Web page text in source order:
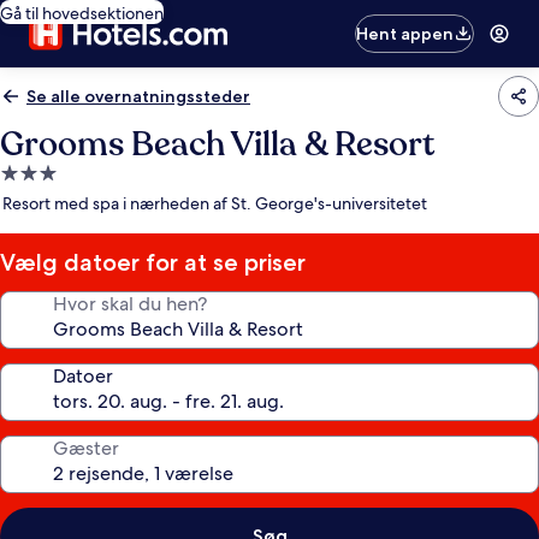
Gå til hovedsektionen
Hent appen
Se alle overnatningssteder
Grooms Beach Villa & Resort
3.0-
stjernet
Resort med spa i nærheden af St. George's-universitetet
Vælg datoer for at se priser
Hvor skal du hen?
Datoer
Gæster